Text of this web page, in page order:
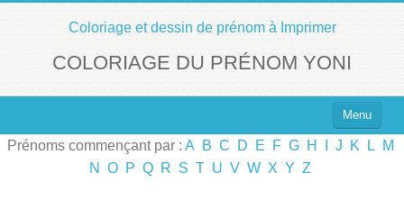
Coloriage et dessin de prénom à Imprimer
COLORIAGE DU PRÉNOM YONI
Menu
Top 100 des Prénoms
Prénoms commençant par : A B C D E F G H J K L
M
N
O P Q R S T U V W X Y Z